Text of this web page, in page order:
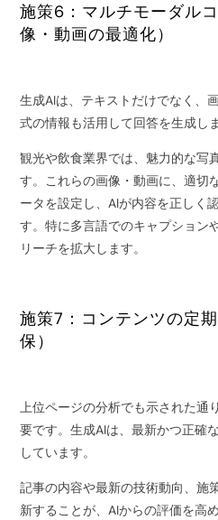
施策6：マルチモーダル
像・動画の最適化）
生成AIは、テキストだけでなく、
式の情報も活用して回答を生成しま
観光や飲食業界では、魅力的な写
す。これらの画像・動画に、適切
ータを設定し、AIが内容を正しく
す。特に多言語でのキャプション
リーチを拡大します。
施策7：コンテンツの定
保）
上位ページの分析でも示された通
要です。生成AIは、最新かつ正確
しています。
記事の内容や最新の技術動向、施
新することが、AIからの評価を高